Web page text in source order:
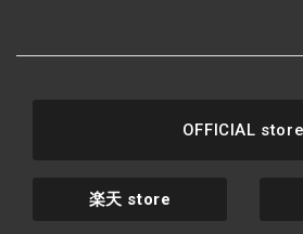
OFFICIAL store
楽天 store